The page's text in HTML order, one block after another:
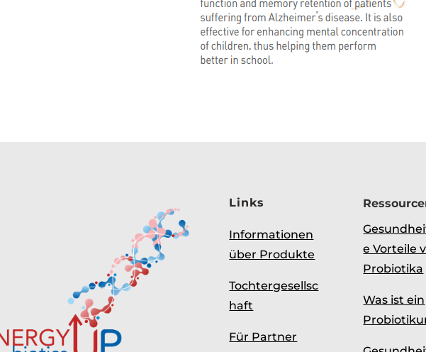
Links
Informationen
über Produkte
Tochtergesellsc
haft
Für Partner
e Vorteile
Probiotika
Was ist ein